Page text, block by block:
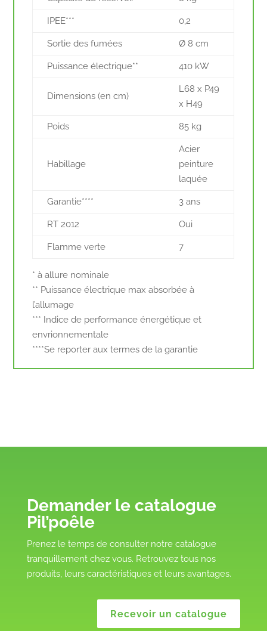
IPEE*** 0,2
Sortie des fumées Ø 8 cm
Puissance électrique** 410 kW
Dimensions (en cm)
L68 x P49
x H49
Poids 85 kg
Habillage
Acier
peinture
laquée
Garantie**** 3 ans
RT 2012 Oui
Flamme verte 7
* à allure nominale
** Puissance électrique max absorbée à
l’allumage
*** Indice de performance énergétique et
envrionnementale
****Se reporter aux termes de la garantie
Demander le catalogue
Pil’poêle
Prenez le temps de consulter notre catalogue
tranquillement chez vous. Retrouvez tous nos
produits, leurs caractéristiques et leurs avantages.
Recevoir un catalogue